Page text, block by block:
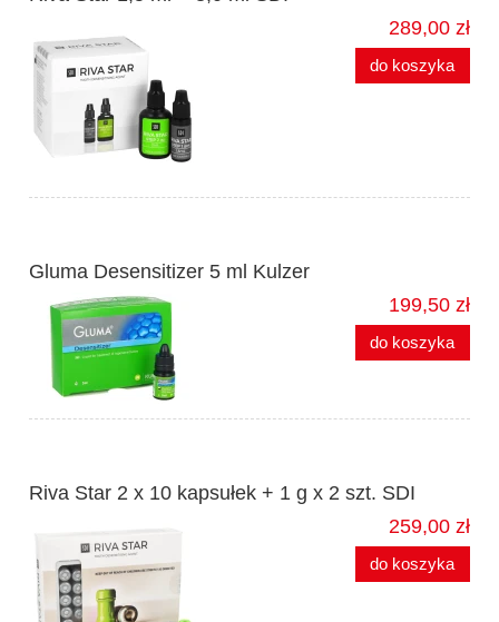
289,00 zł
do koszyka
Gluma Desensitizer 5 ml Kulzer
199,50 zł
do koszyka
Riva Star 2 x 10 kapsułek + 1 g x 2 szt. SDI
259,00 zł
do koszyka